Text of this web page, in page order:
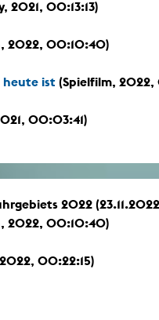
2021, 00:13:13)
2022, 00:10:40)
heute ist(Spielfilm,
00:03:41)
2022 (23.11.2022
2022, 00:10:40)
00:22:15)